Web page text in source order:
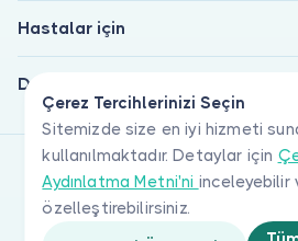
Çerez Tercihlerinizi Seçin
Sitemizde size en iyi hizmeti
kullanılmaktadır. Detaylar için
Aydınlatma Metni'ni inceleyebilir
özelleştirebilirsiniz.
Hastalar için
Doktorlar için